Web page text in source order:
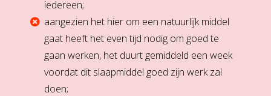
iedereen;
aangezien het hier om een natuurlijk middel
gaat heeft het even tijd nodig om goed te
gaan werken, het duurt gemiddeld een week
voordat dit slaapmiddel goed zijn werk zal
doen;